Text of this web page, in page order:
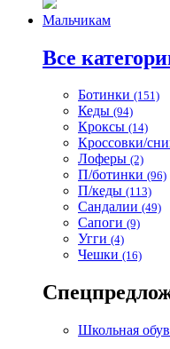
Мальчикам
Все
Ботинки (151)
Кеды (94)
Кроксы (14)
Кроссовки/
Лоферы (2)
П/ботинки (96)
П/кеды (113)
Сандалии (49)
Сапоги (9)
Угги (4)
Чешки (16)
Школьная